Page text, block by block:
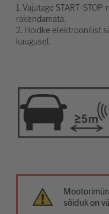
1. Vajutage START-
rakendamata.
2. Hoidke elektroonilist
kaugusel.
sõiduk on